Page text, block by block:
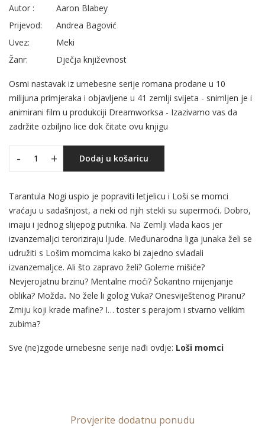
Autor :
Aaron Blabey
Prijevod:
Andrea Bagović
Uvez:
Meki
Žanr:
Dječja književnost
Osmi nastavak iz urnebesne serije romana prodane u 10
milijuna primjeraka i objavljene u 41 zemlji svijeta - snimljen je i
animirani film u produkciji Dreamworksa - Izazivamo vas da
zadržite ozbiljno lice dok čitate ovu knjigu
- + Dodaj u košaricu
Tarantula Nogi uspio je popraviti letjelicu i Loši se momci
vraćaju u sadašnjost, a neki od njih stekli su supermoći. Dobro,
imaju i jednog slijepog putnika. Na Zemlji vlada kaos jer
izvanzemaljci teroriziraju ljude. Međunarodna liga junaka želi se
udružiti s Lošim momcima kako bi zajedno svladali
izvanzemaljce. Ali što zapravo želi? Goleme mišiće?
Nevjerojatnu brzinu? Mentalne moći? Šokantno mijenjanje
oblika? Možda. No žele li golog Vuka? Onesviještenog Piranu?
Zmiju koji krade mafine? I… toster s perajom i stvarno velikim
zubima?
Sve (ne)zgode urnebesne serije nađi ovdje: Loši momci
Provjerite dodatnu ponudu